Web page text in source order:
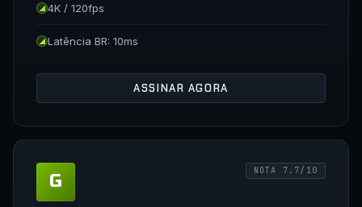
4K / 120fps
Latência BR: 10ms
ASSINAR AGORA
G
NOTA 7.7/10